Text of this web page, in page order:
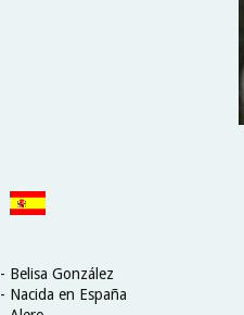
- Belisa González
- Nacida en España